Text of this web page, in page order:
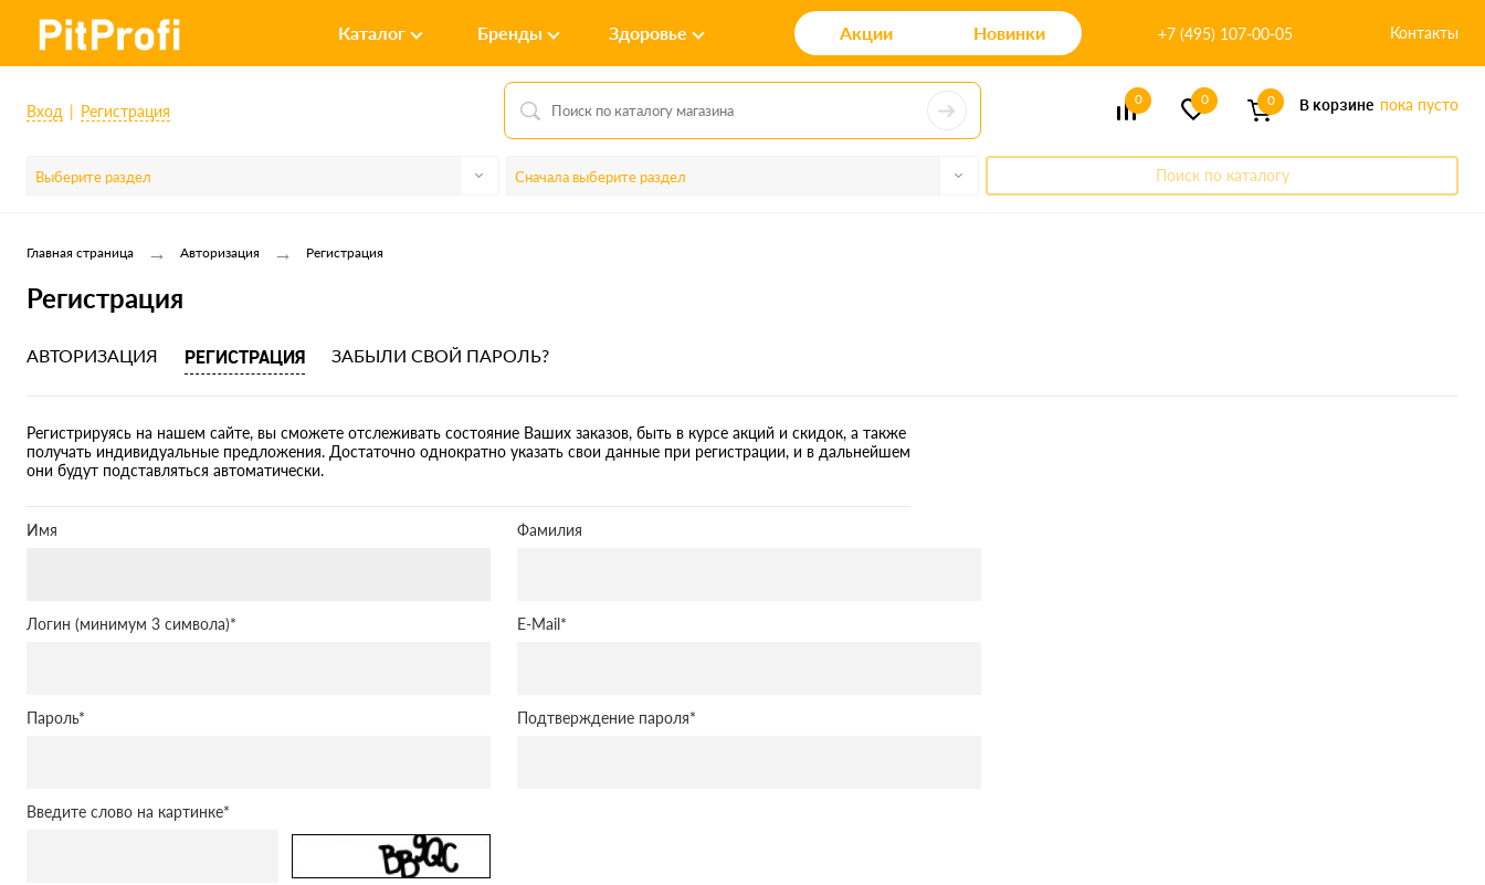
Каталог Бренды Здоровье Акции Новинки +7 (495) 107-00-05 Контакты
Вход Регистрация
0 0 0 В корзине пока пусто
Выберите раздел Сначала выберите раздел Поиск по каталогу
Главная страница → Авторизация → Регистрация
Регистрация
АВТОРИЗАЦИЯ РЕГИСТРАЦИЯ ЗАБЫЛИ СВОЙ ПАРОЛЬ?
Регистрируясь на нашем сайте, вы сможете отслеживать состояние Ваших заказов, быть в курсе акций и скидок, а также
получать индивидуальные предложения. Достаточно однократно указать свои данные при регистрации, и в дальнейшем
они будут подставляться автоматически.
Имя Фамилия
Логин (минимум 3 символа)* E-Mail*
Пароль* Подтверждение пароля*
Введите слово на картинке*